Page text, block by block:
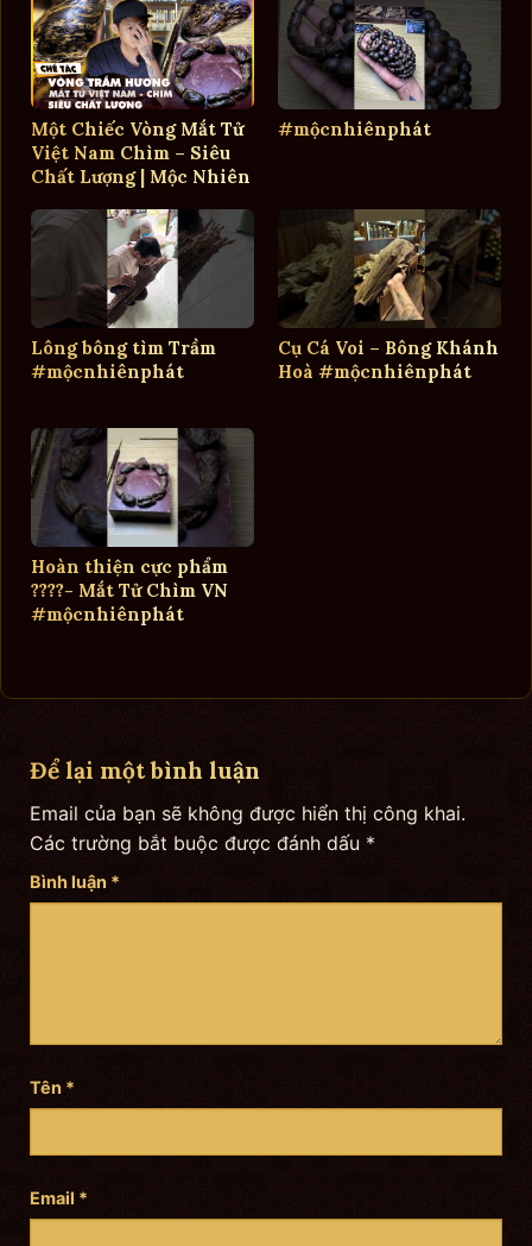
Một Chiếc Vòng Mắt Tử
Việt Nam Chìm – Siêu
Chất Lượng | Mộc Nhiên
#mộcnhiênphát
Lông bông tìm Trầm
#mộcnhiênphát
Cụ Cá Voi – Bông Khánh
Hoà #mộcnhiênphát
Hoàn thiện cực phẩm
????- Mắt Tử Chìm VN
#mộcnhiênphát
Để lại một bình luận
Email của bạn sẽ không được hiển thị công khai.
Các trường bắt buộc được đánh dấu *
Bình luận *
Tên *
Email *